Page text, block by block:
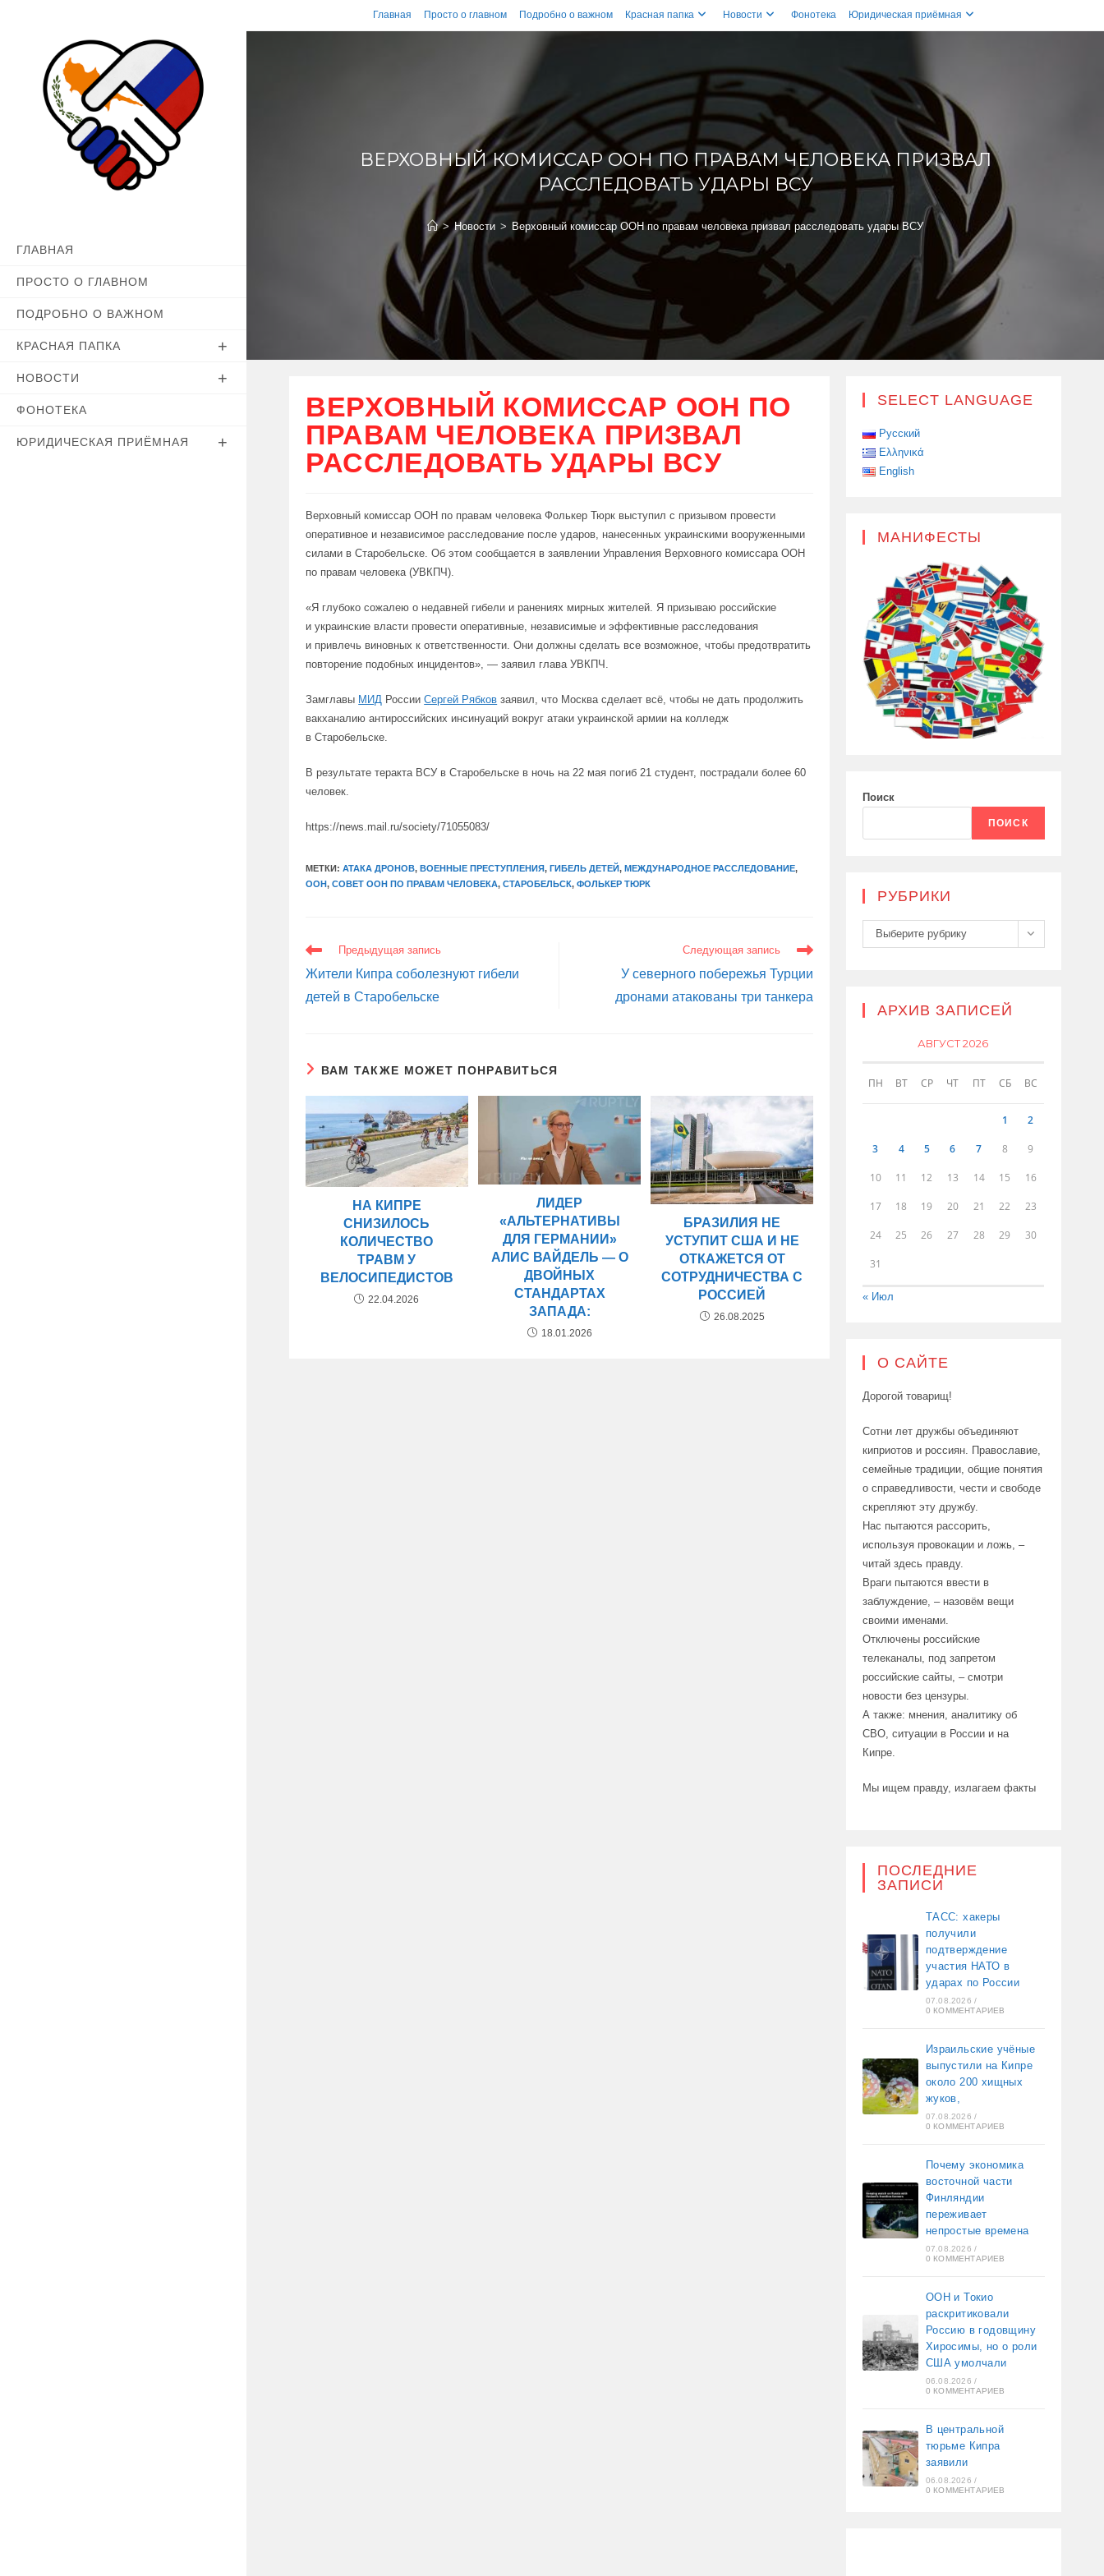
к
Главная Просто о главном Подробно о важном Красная папка Новости Фонотека Юридическая приёмная
ГЛАВНАЯ
ПРОСТО О ГЛАВНОМ
ПОДРОБНО О ВАЖНОМ
КРАСНАЯ ПАПКА
НОВОСТИ
ФОНОТЕКА
ЮРИДИЧЕСКАЯ ПРИЁМНАЯ
ВЕРХОВНЫЙ КОМИССАР ООН ПО ПРАВАМ ЧЕЛОВЕКА ПРИЗВАЛ
РАССЛЕДОВАТЬ УДАРЫ ВСУ
> Новости > Верховный комиссар ООН по правам человека призвал расследовать удары ВСУ
ВЕРХОВНЫЙ КОМИССАР ООН ПО
ПРАВАМ ЧЕЛОВЕКА ПРИЗВАЛ
РАССЛЕДОВАТЬ УДАРЫ ВСУ
Верховный комиссар ООН по правам человека Фолькер Тюрк выступил с призывом провести
оперативное и независимое расследование после ударов, нанесенных украинскими вооруженными
силами в Старобельске. Об этом сообщается в заявлении Управления Верховного комиссара ООН
по правам человека (УВКПЧ).
«Я глубоко сожалею о недавней гибели и ранениях мирных жителей. Я призываю российские
и украинские власти провести оперативные, независимые и эффективные расследования
и привлечь виновных к ответственности. Они должны сделать все возможное, чтобы предотвратить
повторение подобных инцидентов», — заявил глава УВКПЧ.
Замглавы МИД РоссииСергей Рябков заявил, что Москва сделает всё, чтобы не дать продолжить
вакханалию антироссийских инсинуаций вокруг атаки украинской армии на колледж
в Старобельске.
В результате теракта ВСУ в Старобельске в ночь на 22 мая погиб 21 студент, пострадали более 60
человек.
https://news.mail.ru/society/71055083/
МЕТКИ:АТАКА ДРОНОВ, ВОЕННЫЕ ПРЕСТУПЛЕНИЯ, ГИБЕЛЬ ДЕТЕЙ, МЕЖДУНАРОДНОЕ РАССЛЕДОВАНИЕ,
ООН, СОВЕТ ООН ПО ПРАВАМ ЧЕЛОВЕКА, СТАРОБЕЛЬСК, ФОЛЬКЕР ТЮРК
ЕЩЕ
СТАТЬИ
Предыдущая запись
Жители Кипра соболезнуют гибели
детей в Старобельске
Следующая запись
У северного побережья Турции
дронами атакованы три танкера
ВАМ ТАКЖЕ МОЖЕТ ПОНРАВИТЬСЯ
НА КИПРЕ
СНИЗИЛОСЬ
КОЛИЧЕСТВО
ТРАВМ У
ВЕЛОСИПЕДИСТОВ
22.04.2026
ЛИДЕР
«АЛЬТЕРНАТИВЫ
ДЛЯ ГЕРМАНИИ»
АЛИС ВАЙДЕЛЬ — О
ДВОЙНЫХ
СТАНДАРТАХ
ЗАПАДА:
18.01.2026
БРАЗИЛИЯ НЕ
УСТУПИТ США И НЕ
ОТКАЖЕТСЯ ОТ
СОТРУДНИЧЕСТВА С
РОССИЕЙ
26.08.2025
SELECT LANGUAGE
Русский
Ελληνικά
English
МАНИФЕСТЫ
Поиск
ПОИСК
РУБРИКИ
Рубрики
Выберите рубрику
АРХИВ ЗАПИСЕЙ
АВГУСТ 2026
ПН ВТ СР ЧТ ПТ СБ ВС
1 2
3 4 5 6 7 8 9
10 11 12 13 14 15 16
17 18 19 20 21 22 23
24 25 26 27 28 29 30
31
« Июл
О САЙТЕ
Дорогой товарищ!
Сотни лет дружбы объединяют
киприотов и россиян. Православие,
семейные традиции, общие понятия
о справедливости, чести и свободе
скрепляют эту дружбу.
Нас пытаются рассорить,
используя провокации и ложь, –
читай здесь правду.
Враги пытаются ввести в
заблуждение, – назовём вещи
своими именами.
Отключены российские
телеканалы, под запретом
российские сайты, – смотри
новости без цензуры.
А также: мнения, аналитику об
СВО, ситуации в России и на
Кипре.
Мы ищем правду, излагаем факты
ПОСЛЕДНИЕ
ЗАПИСИ
ТАСС: хакеры
получили
подтверждение
участия НАТО в
ударах по России
07.08.2026 /
0 КОММЕНТАРИЕВ
Израильские учёные
выпустили на Кипре
около 200 хищных
жуков,
07.08.2026 /
0 КОММЕНТАРИЕВ
Почему экономика
восточной части
Финляндии
переживает
непростые времена
07.08.2026 /
0 КОММЕНТАРИЕВ
ООН и Токио
раскритиковали
Россию в годовщину
Хиросимы, но о роли
США умолчали
06.08.2026 /
0 КОММЕНТАРИЕВ
В центральной
тюрьме Кипра
заявили
06.08.2026 /
0 КОММЕНТАРИЕВ